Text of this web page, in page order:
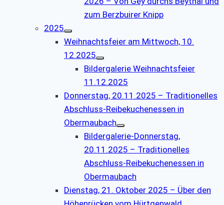
zum Berzbuirer Knipp
2025
Weihnachtsfeier am Mittwoch, 10.
12.2025
Bildergalerie Weihnachtsfeier
11.12.2025
Donnerstag, 20.11.2025 – Traditionelles
Abschluss-Reibekuchenessen in
Obermaubach
Bildergalerie-Donnerstag,
20.11.2025 – Traditionelles
Abschluss-Reibekuchenessen in
Obermaubach
Dienstag, 21. Oktober 2025 – Über den